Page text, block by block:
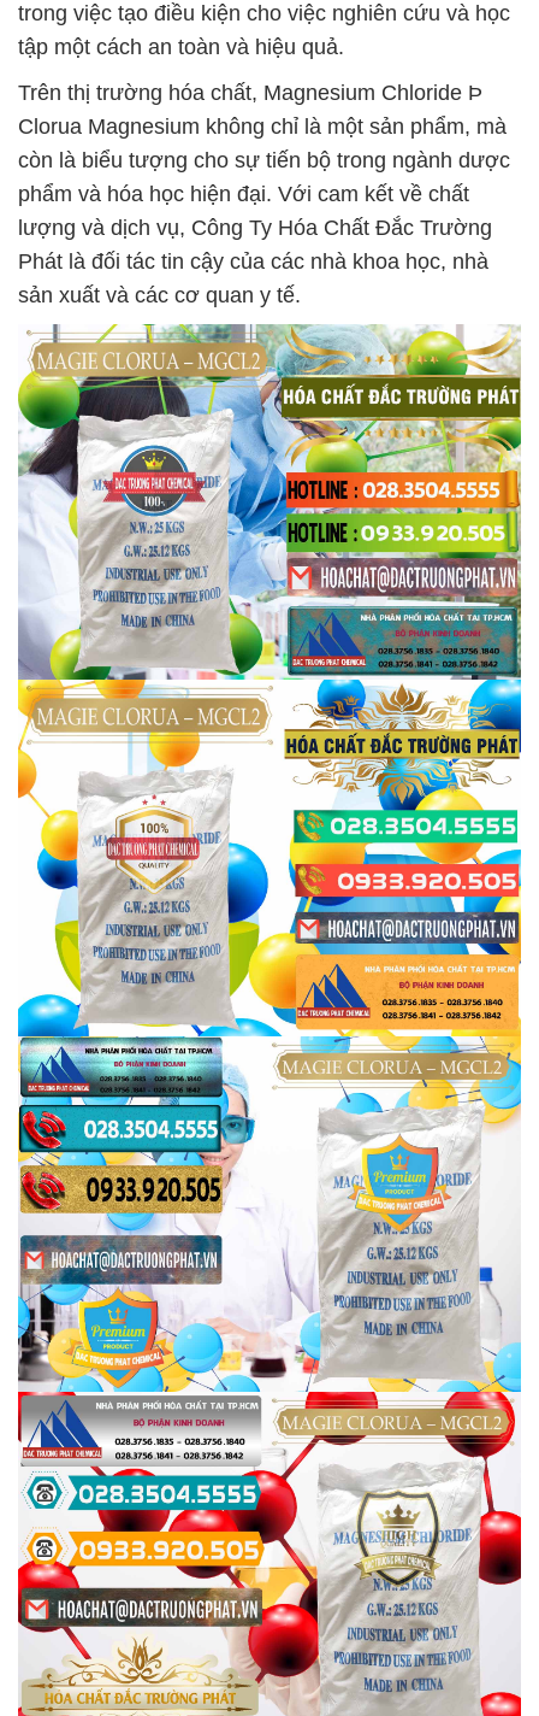
trong việc tạo điều kiện cho việc nghiên cứu và học
tập một cách an toàn và hiệu quả.
Trên thị trường hóa chất, Magnesium Chloride Þ
Clorua Magnesium không chỉ là một sản phẩm, mà
còn là biểu tượng cho sự tiến bộ trong ngành dược
phẩm và hóa học hiện đại. Với cam kết về chất
lượng và dịch vụ, Công Ty Hóa Chất Đắc Trường
Phát là đối tác tin cậy của các nhà khoa học, nhà
sản xuất và các cơ quan y tế.